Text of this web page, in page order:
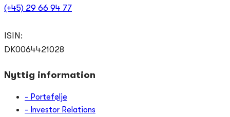
(+45) 29 66 94 77
ISIN:
DK0064421028
Nyttig information
- Portefølje
- Investor Relations